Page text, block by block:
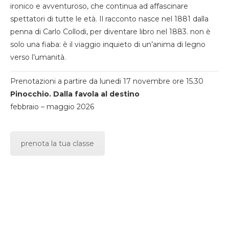
ironico e avventuroso, che continua ad affascinare
spettatori di tutte le età. Il racconto nasce nel 1881 dalla
penna di Carlo Collodi, per diventare libro nel 1883. non è
solo una fiaba: è il viaggio inquieto di un’anima di legno
verso l’umanità.
Prenotazioni a partire da lunedi 17 novembre ore 15.30
Pinocchio. Dalla favola al destino
febbraio – maggio 2026
prenota la tua classe